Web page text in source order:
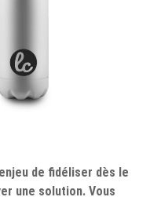
de fidéliser dès le
une solution. Vous